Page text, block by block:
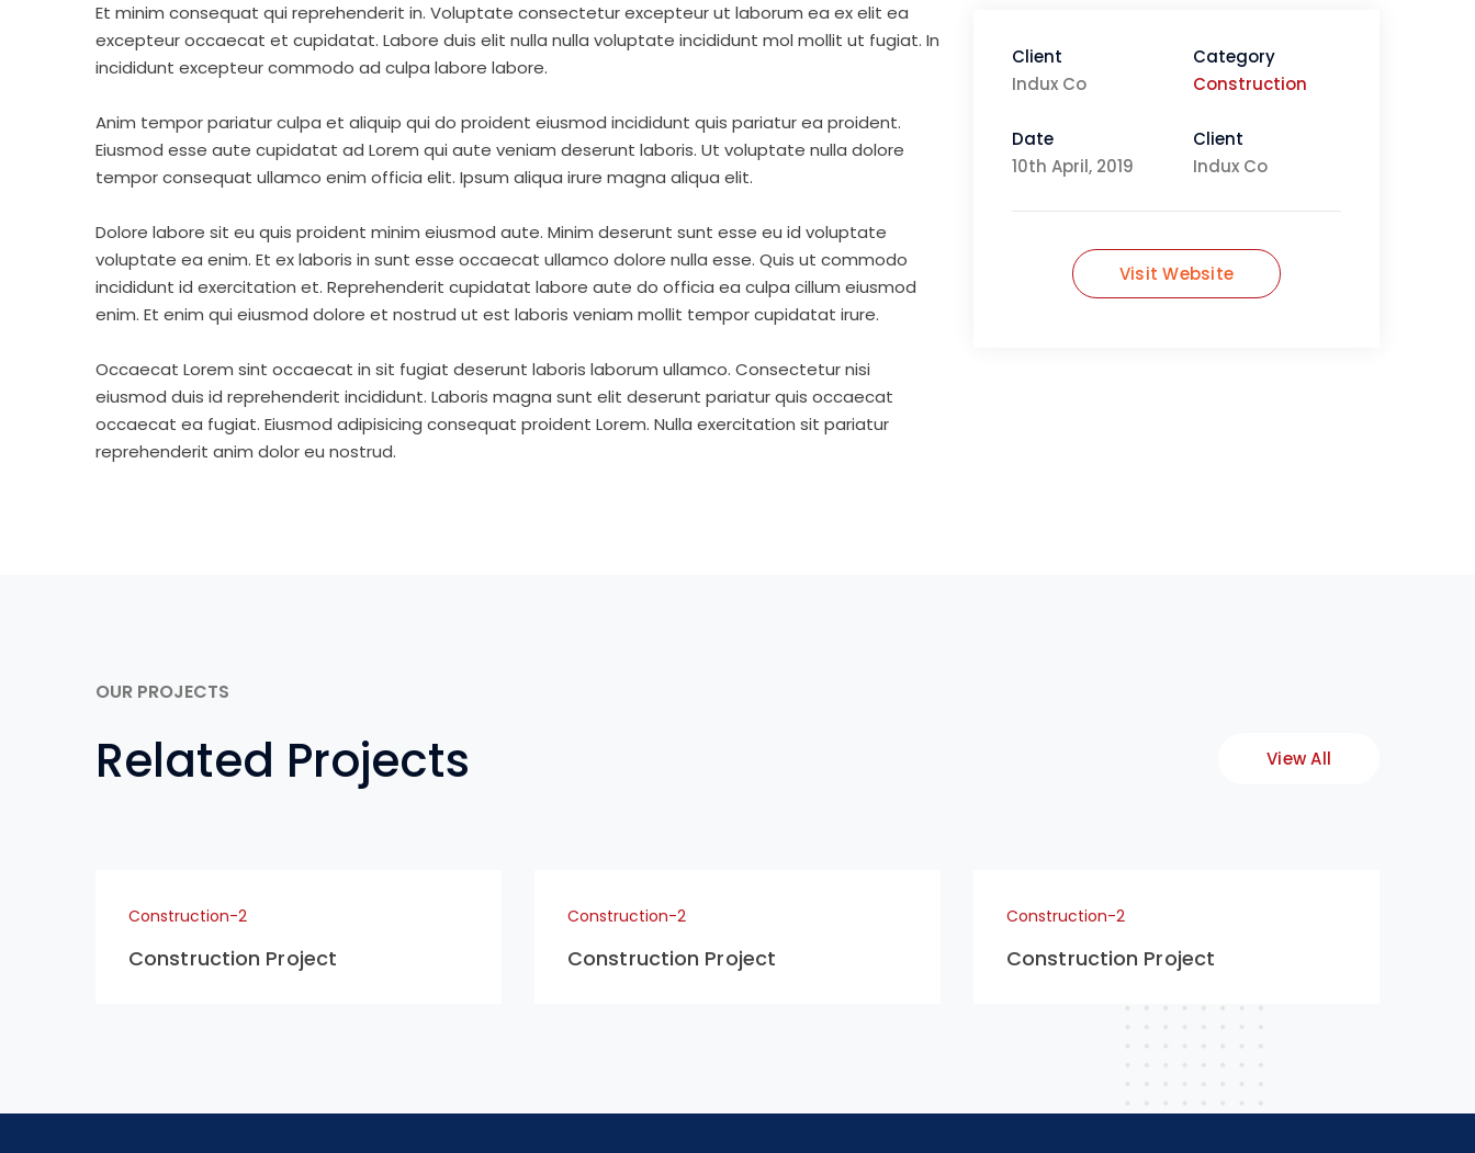
Et minim consequat qui reprehenderit in. Voluptate consectetur excepteur ut laborum ea ex elit ea
excepteur occaecat et cupidatat. Labore duis elit nulla nulla voluptate incididunt mol mollit ut fugiat. In
incididunt excepteur commodo ad culpa labore labore.
Anim tempor pariatur culpa et aliquip qui do proident eiusmod incididunt quis pariatur ea proident.
Eiusmod esse aute cupidatat ad Lorem qui aute veniam deserunt laboris. Ut voluptate nulla dolore
tempor consequat ullamco enim officia elit. Ipsum aliqua irure magna aliqua elit.
Dolore labore sit eu quis proident minim eiusmod aute. Minim deserunt sunt esse eu id voluptate
voluptate ea enim. Et ex laboris in sunt esse occaecat ullamco dolore nulla esse. Quis ut commodo
incididunt id exercitation et. Reprehenderit cupidatat labore aute do officia ea culpa cillum eiusmod
enim. Et enim qui eiusmod dolore et nostrud ut est laboris veniam mollit tempor cupidatat irure.
Occaecat Lorem sint occaecat in sit fugiat deserunt laboris laborum ullamco. Consectetur nisi
eiusmod duis id reprehenderit incididunt. Laboris magna sunt elit deserunt pariatur quis occaecat
occaecat ea fugiat. Eiusmod adipisicing consequat proident Lorem. Nulla exercitation sit pariatur
reprehenderit anim dolor eu nostrud.
Client
Indux Co
Category
Construction
Date
10th April, 2019
Client
Indux Co
Visit Website
OUR PROJECTS
Related Projects View All
Construction-2
Construction Project
Construction-2
Construction Project
Construction-2
Construction Project